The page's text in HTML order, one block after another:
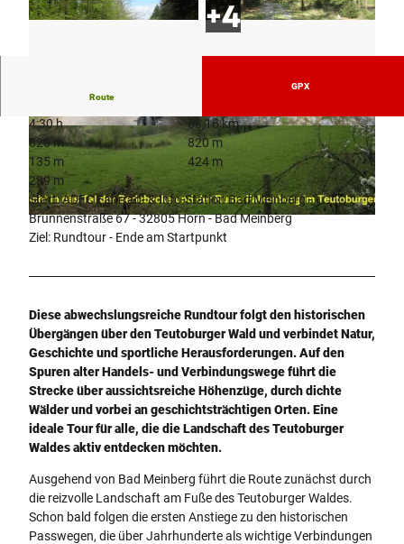
© Manfred Wiehenkamp, HAVERGOH Hotel - H-BM | CC-BY-SA
© Manfred Wiehenkamp, HAVERGOH Hotel - H
-BM |
CC-BY-SA
© Manfred Wiehenkamp, HAVERGOH Hotel - H
-BM |
CC-BY-SA
Route
GPX
4:30 h
58,16 km
820 m
820 m
135 m
424 m
289 m
Start: ADFC Fahrrad- & Info-Station Bad Meinberg -
Brunnenstraße 67 - 32805 Horn - Bad Meinberg
Ziel: Rundtour - Ende am Startpunkt
Diese abwechslungsreiche Rundtour folgt den historischen
Übergängen über den Teutoburger Wald und verbindet Natur,
Geschichte und sportliche Herausforderungen. Auf den
Spuren alter Handels- und Verbindungswege führt die
Strecke über aussichtsreiche Höhenzüge, durch dichte
Wälder und vorbei an geschichtsträchtigen Orten. Eine
ideale Tour für alle, die die Landschaft des Teutoburger
Waldes aktiv entdecken möchten.
Ausgehend von Bad Meinberg führt die Route zunächst durch
die reizvolle Landschaft am Fuße des Teutoburger Waldes.
Schon bald folgen die ersten Anstiege zu den historischen
Passwegen, die über Jahrhunderte als wichtige Verbindungen